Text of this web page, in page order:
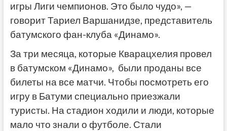
игры Лиги чемпионов. Это было чудо», —
говорит Тариел Варшанидзе, представитель
батумского фан-клуба «Динамо».
За три месяца, которые Кварацхелия провел
в батумском «Динамо», были проданы все
билеты на все матчи. Чтобы посмотреть его
игру в Батуми специально приезжали
туристы. На стадион ходили и люди, которые
мало что знали о футболе. Стали